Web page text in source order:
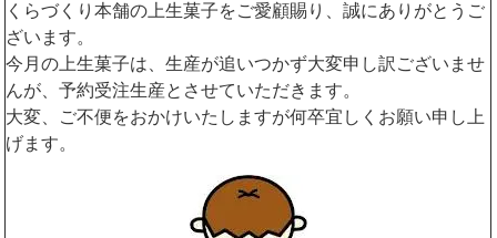
くらづくり本舗の上生菓子をご愛顧賜り、誠にありがとうご
ざいます。
今月の上生菓子は、生産が追いつかず大変申し訳ございませ
んが、予約受注生産とさせていただきます。
大変、ご不便をおかけいたしますが何卒宜しくお願い申し上
げます。